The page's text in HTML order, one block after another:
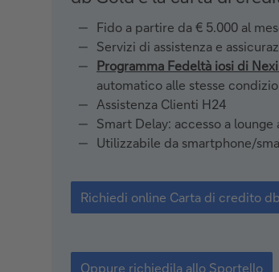
Fido a partire da € 5.000 al
Servizi di assistenza e
Programma Fedeltà iosi di
automatico alle stesse
Assistenza Clienti H24
Smart Delay: accesso a
Utilizzabile da smartphone/
Richiedi
online
Carta
db
Richiedi online Carta di credito
Oppure richiedila allo Sportello